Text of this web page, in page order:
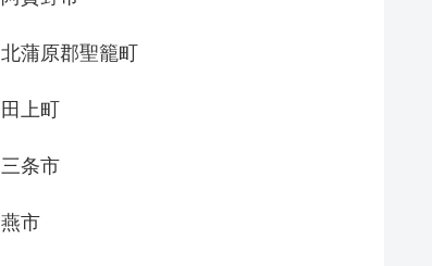
北蒲原郡聖籠町
田上町
三条市
燕市